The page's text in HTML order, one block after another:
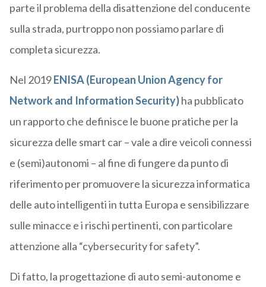
parte il problema della disattenzione del conducente
sulla strada, purtroppo non possiamo parlare di
completa sicurezza.
Nel 2019ENISA (European Union Agency for
Network and Information Security)ha pubblicato
un rapporto che definisce le buone pratiche per la
sicurezza delle smart car – vale a dire veicoli connessi
e (semi)autonomi – al fine di fungere da punto di
riferimento per promuovere la sicurezza informatica
delle auto intelligenti in tutta Europa e sensibilizzare
sulle minacce e i rischi pertinenti, con particolare
attenzione alla “cybersecurity for safety”.
Di fatto, la progettazione di auto semi-autonome e